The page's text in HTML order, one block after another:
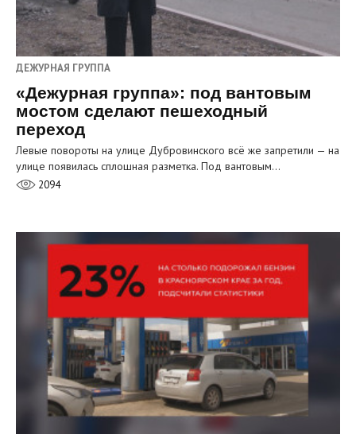
ДЕЖУРНАЯ ГРУППА
«Дежурная группа»: под вантовым
мостом сделают пешеходный
переход
Левые повороты на улице Дубровинского всё же запретили — на
улице появилась сплошная разметка. Под вантовым…
2094